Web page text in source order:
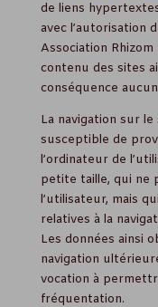
de liens
avec l’autorisation
Association
contenu des sites
conséquence
La navigation sur le
susceptible de
l’ordinateur de
petite taille, qui ne
l’utilisateur, mais
relatives à la
Les données ainsi
navigation
vocation à
fréquentation.